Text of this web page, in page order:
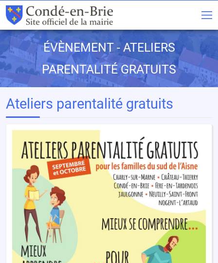
ÉVÈNEMENT - ATELIERS
PARENTALITÉ GRATUITS
Ateliers parentalité gratuits